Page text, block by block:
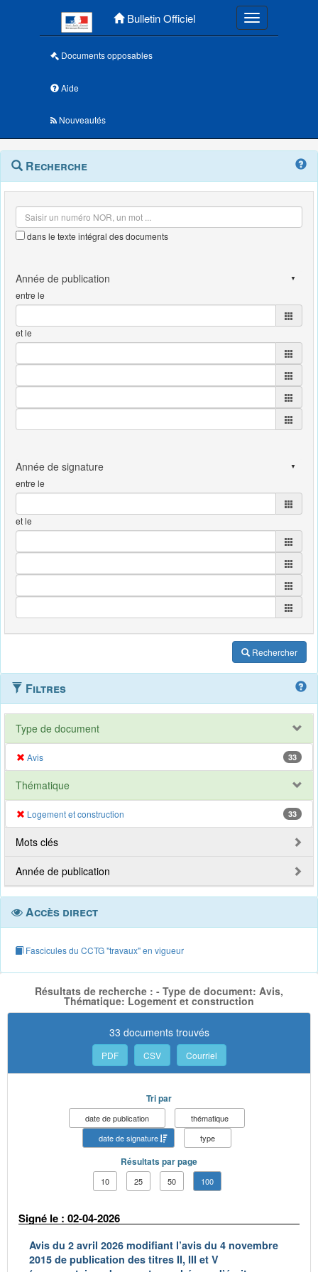
Bulletin Officiel Toggle
Documents opposables
Aide
Nouveautés
Navigation
outils
Menu
contextuel
Recherche
dans le texte intégral des documents
entre le
et le
entre le
et le
Rechercher
Filtres
Type de document
Avis 33
Thématique
Logement et construction 33
Mots clés
Année de publication
Accès direct
Fascicules du CCTG "travaux" en vigueur
Résultats de recherche : - Type de document: Avis,
Thématique: Logement et construction
33 documents trouvés
PDF CSV Courriel
Tri par
date de publication
thématique
date de signature
type
Résultats par page
10 25 50 100
Signé le : 02-04-2026
Avis du 2 avril 2026 modifiant l’avis du 4 novembre
2015 de publication des titres II, III et V